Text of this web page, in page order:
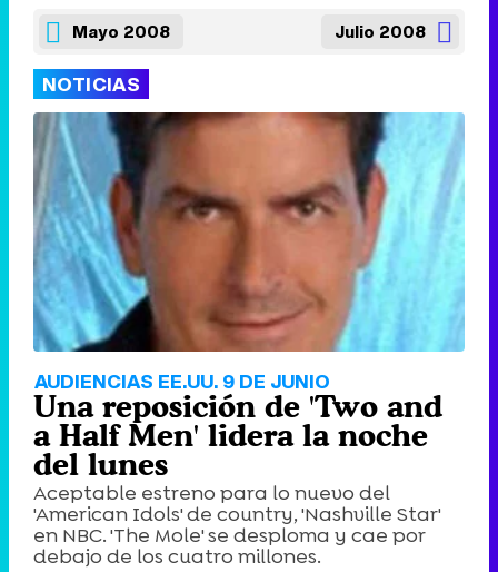
Mayo 2008 Julio 2008
NOTICIAS
AUDIENCIAS EE.UU. 9 DE JUNIO
Una reposición de 'Two and
a Half Men' lidera la noche
del lunes
Aceptable estreno para lo nuevo del
'American Idols' de country, 'Nashville Star'
en NBC. 'The Mole' se desploma y cae por
debajo de los cuatro millones.